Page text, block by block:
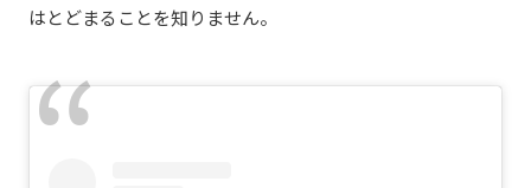
はとどまることを知りません。